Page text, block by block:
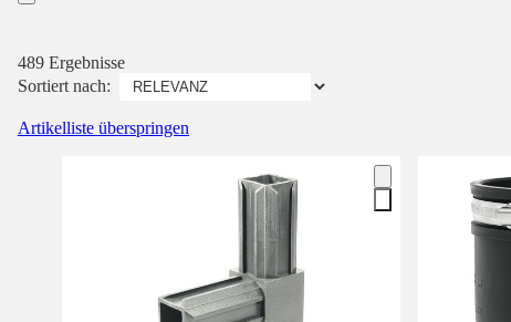
489 Ergebnisse
Sortiert nach:
Artikelliste überspringen